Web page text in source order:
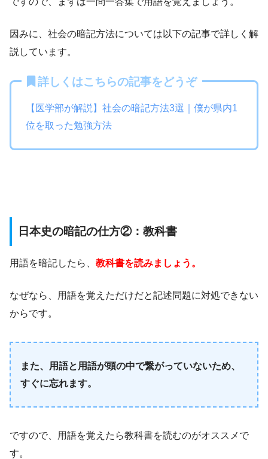
因みに、社会の暗記方法については以下の記事で詳しく解
説しています。
詳しくはこちらの記事をどうぞ
【医学部が解説】社会の暗記方法3選｜僕が県内1
位を取った勉強方法
日本史の暗記の仕方②：教科書
用語を暗記したら、 教科書を読みましょう。
なぜなら、用語を覚えただけだと記述問題に対処できない
からです。
また、用語と用語が頭の中で繋がっていないため、
すぐに忘れます。
ですので、用語を覚えたら教科書を読むのがオススメで
す。